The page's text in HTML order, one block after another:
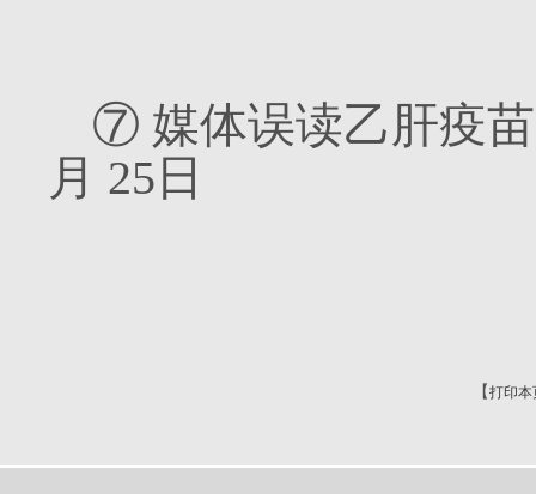
⑦ 媒体误读乙肝疫
月 25 日
【 打印本